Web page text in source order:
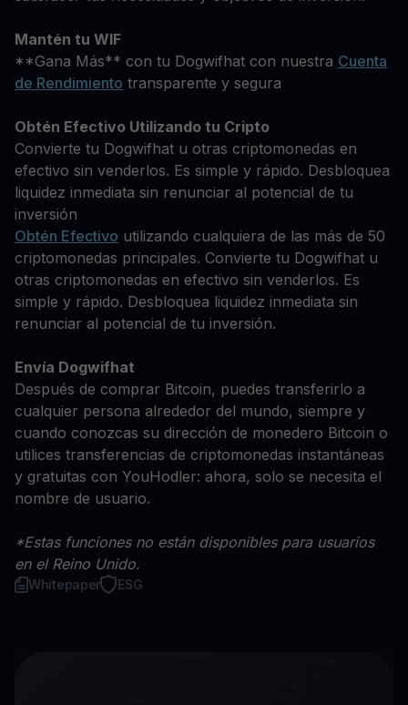
Mantén tu WIF
**Gana Más** con tu Dogwifhat con nuestra Cuenta
de Rendimiento transparente y segura
Obtén Efectivo Utilizando tu Cripto
Convierte tu Dogwifhat u otras criptomonedas en
efectivo sin venderlos. Es simple y rápido. Desbloquea
liquidez inmediata sin renunciar al potencial de tu
inversión
Obtén Efectivo utilizando cualquiera de las más de 50
criptomonedas principales. Convierte tu Dogwifhat u
otras criptomonedas en efectivo sin venderlos. Es
simple y rápido. Desbloquea liquidez inmediata sin
renunciar al potencial de tu inversión.
Envía Dogwifhat
Después de comprar Bitcoin, puedes transferirlo a
cualquier persona alrededor del mundo, siempre y
cuando conozcas su dirección de monedero Bitcoin o
utilices transferencias de criptomonedas instantáneas
y gratuitas con YouHodler: ahora, solo se necesita el
nombre de usuario.
*Estas funciones no están disponibles para usuarios
en el Reino Unido.
Whitepaper ESG